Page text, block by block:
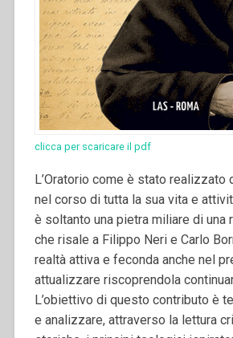
clicca per scaricare il pdf
L’Oratorio come è stato realizzato
nel corso di tutta la sua vita e
è soltanto una pietra miliare di una
che risale a Filippo Neri e Carlo
realtà attiva e feconda anche nel
attualizzare riscoprendola
L’obiettivo di questo contributo è
e analizzare, attraverso la lettura